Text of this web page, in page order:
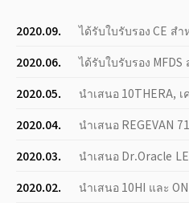
2020.09.
ได้รับใบรับรอง CE ส
2020.06.
ได้รับใบรับรอง
2020.05.
นำเสนอ 10THERA, เ
2020.04.
นำเสนอ REGEVAN
2020.03.
นำเสนอ Dr.Oracle
2020.02.
นำเสนอ 10HI และ